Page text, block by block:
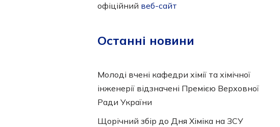
офіційний веб-сайт
Останні новини
Молоді вчені кафедри хімії та хімічної
інженерії відзначені Премією Верховної
Ради України
Щорічний збір до Дня Хіміка на ЗСУ